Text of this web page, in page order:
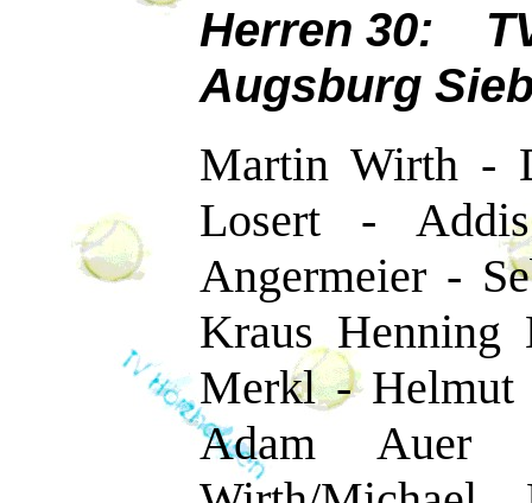
Herren 30:
Augsburg
Martin Wirth -
Losert -
Angermeier -
Kraus Henning
Merkl -
Adam Auer